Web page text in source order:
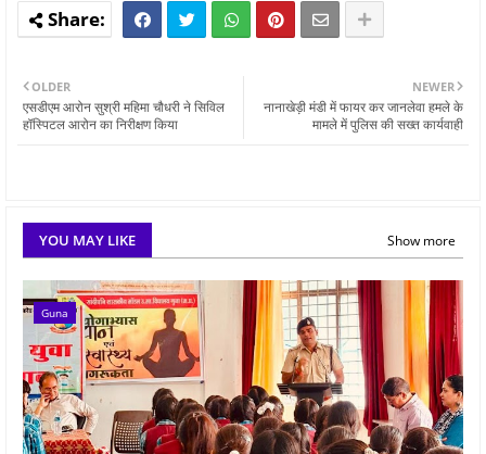
NEWER
नानाखेड़ी मंडी में फायर कर जानलेवा हमले के
मामले में पुलिस की सख्त कार्यवाही
OLDER
एसडीएम आरोन सुश्री महिमा चौधरी ने सिविल
हॉस्पिटल आरोन का निरीक्षण किया
YOU MAY LIKE Show more
Guna